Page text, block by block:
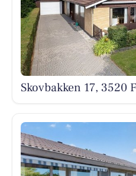
Skovbakken 17, 3520